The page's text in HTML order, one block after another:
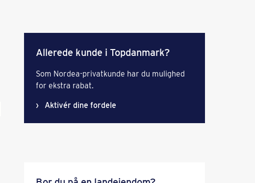
Allerede kunde i Topdanmark?
Som Nordea-privatkunde har du mulighed
for ekstra rabat.
Aktivér dine fordele